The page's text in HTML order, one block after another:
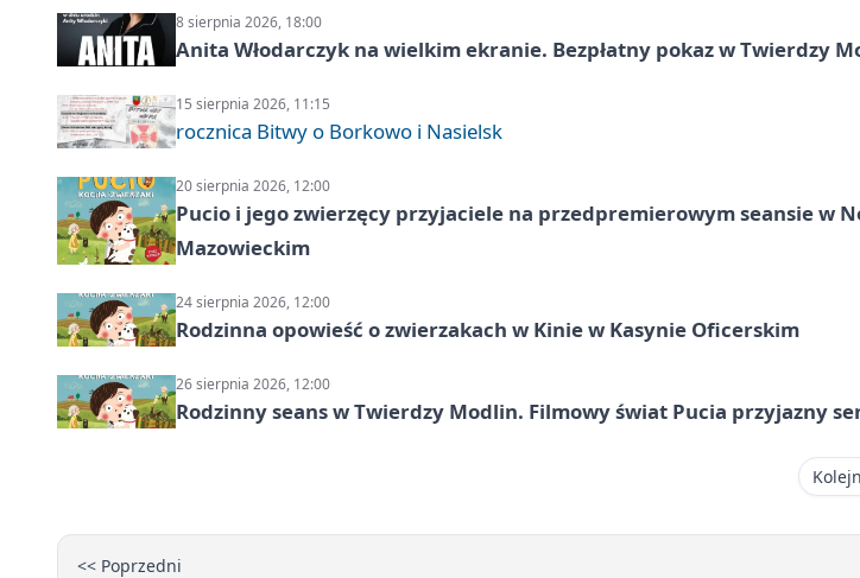
8 sierpnia 2026, 18:00
Anita Włodarczyk na wielkim ekranie. Bezpłatny pokaz w Twierdzy
15 sierpnia 2026, 11:15
rocznica Bitwy o Borkowo i Nasielsk
20 sierpnia 2026, 12:00
Pucio i jego zwierzęcy przyjaciele na przedpremierowym seansie w
Mazowieckim
24 sierpnia 2026, 12:00
Rodzinna opowieść o zwierzakach w Kinie w Kasynie Oficerskim
26 sierpnia 2026, 12:00
Rodzinny seans w Twierdzy Modlin. Filmowy świat Pucia przyjazny
<< Poprzedni